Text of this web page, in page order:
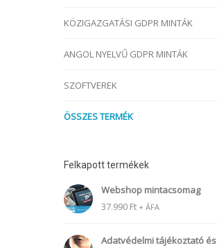
KÖZIGAZGATÁSI GDPR MINTÁK
ANGOL NYELVŰ GDPR MINTÁK
SZOFTVEREK
ÖSSZES TERMÉK
Felkapott termékek
Webshop mintacsomag
37.990 Ft + ÁFA
Adatvédelmi tájékoztató és